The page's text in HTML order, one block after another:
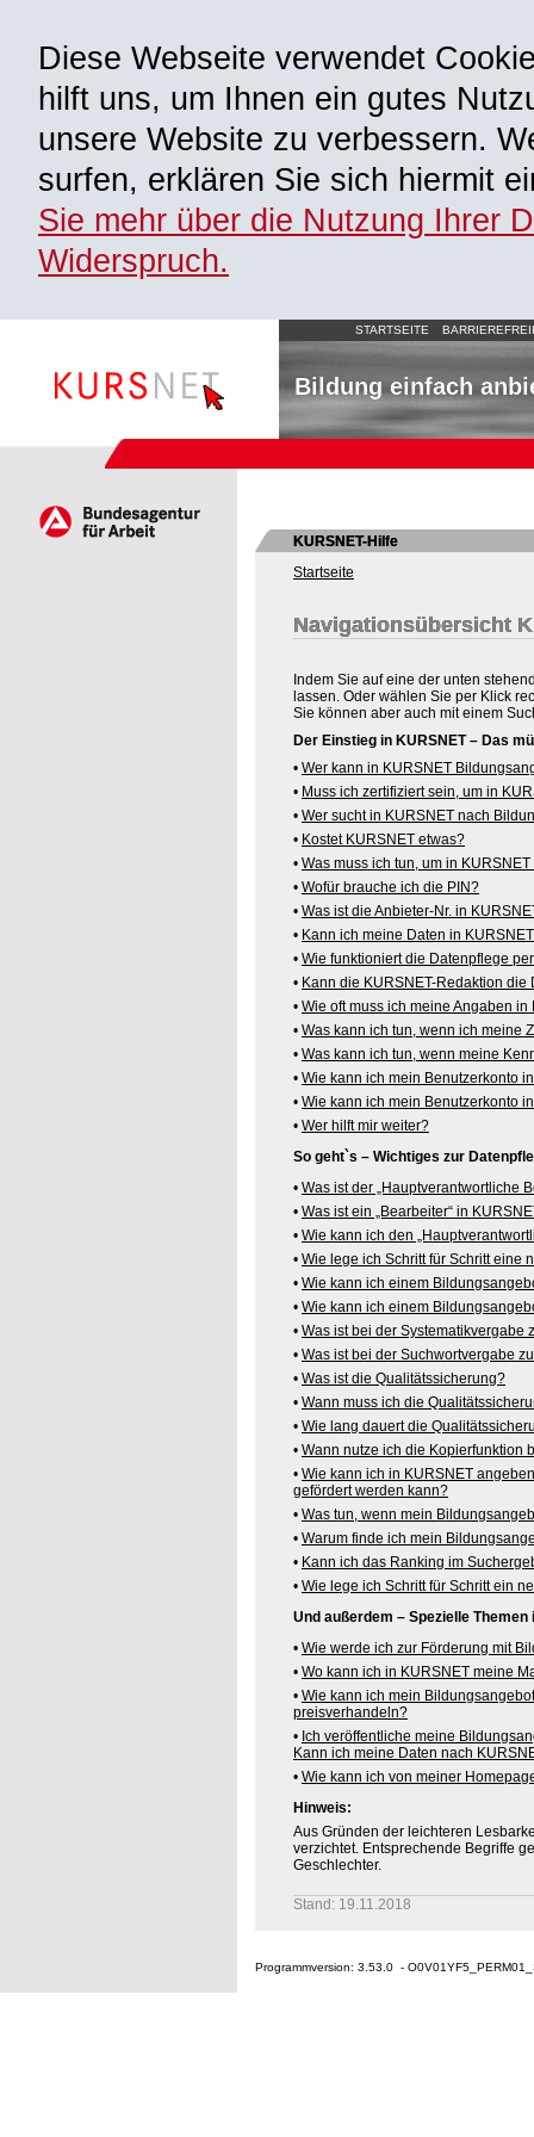
Diese Webseite verwendet
hilft uns, um Ihnen ein gutes
unsere Website zu verbessern.
surfen, erklären Sie sich hiermit
Sie mehr über die Nutzung Ihrer
Widerspruch.
STARTSEITE
Bildung einfach
KURSNET-Hilfe
Startseite
Navigationsübersicht
Indem Sie auf eine der unten
lassen. Oder wählen Sie per Klick
Sie können aber auch mit einem
Der Einstieg in KURSNET – Das
• Wer kann in KURSNET
• Muss ich zertifiziert sein, um in
• Wer sucht in KURSNET nach
• Kostet KURSNET etwas?
• Was muss ich tun, um in
• Wofür brauche ich die PIN?
• Was ist die Anbieter-Nr. in
• Kann ich meine Daten in
• Wie funktioniert die Datenpflege
• Kann die KURSNET-Redaktion
• Wie oft muss ich meine Angaben
• Was kann ich tun, wenn ich meine
• Was kann ich tun, wenn meine
• Wie kann ich mein Benutzerkonto
• Wie kann ich mein Benutzerkonto
• Wer hilft mir weiter?
So geht`s – Wichtiges zur
• Was ist der „Hauptverantwortliche
• Was ist ein „Bearbeiter“ in
• Wie kann ich den
• Wie lege ich Schritt für Schritt eine
• Wie kann ich einem
• Wie kann ich einem
• Was ist bei der Systematikvergabe
• Was ist bei der Suchwortvergabe
• Was ist die Qualitätssicherung?
• Wann muss ich die
• Wie lang dauert die
• Wann nutze ich die Kopierfunktion
• Wie kann ich in KURSNET
gefördert werden kann?
• Was tun, wenn mein
• Warum finde ich mein
• Kann ich das Ranking im
• Wie lege ich Schritt für Schritt ein
Und außerdem – Spezielle Themen
• Wie werde ich zur Förderung mit
• Wo kann ich in KURSNET meine
• Wie kann ich mein
preisverhandeln?
• Ich veröffentliche meine
Kann ich meine Daten nach
• Wie kann ich von meiner
Hinweis:
Aus Gründen der leichteren
verzichtet. Entsprechende Begriffe
Geschlechter.
Stand: 19.11.2018
Programmversion: 3.53.0 -